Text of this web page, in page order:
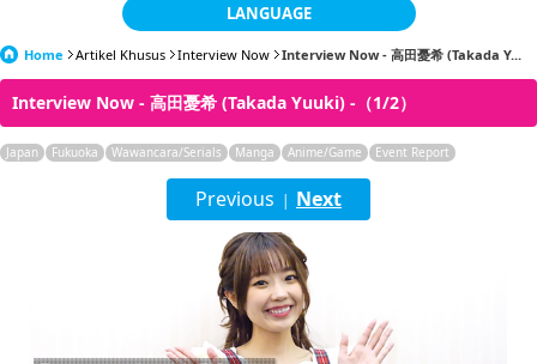
LANGUAGE
日本語
한국어
簡体中文
繁體中文
English
ภาษาไทย
tiéng Viêt
Home Artikel Khusus Interview Now Interview Now - 高田憂希 (Takada Y...
Interview Now - 高田憂希 (Takada Yuuki) -（1/2）
Japan Fukuoka Wawancara/Serials Manga Anime/Game Event Report
Previous | Next